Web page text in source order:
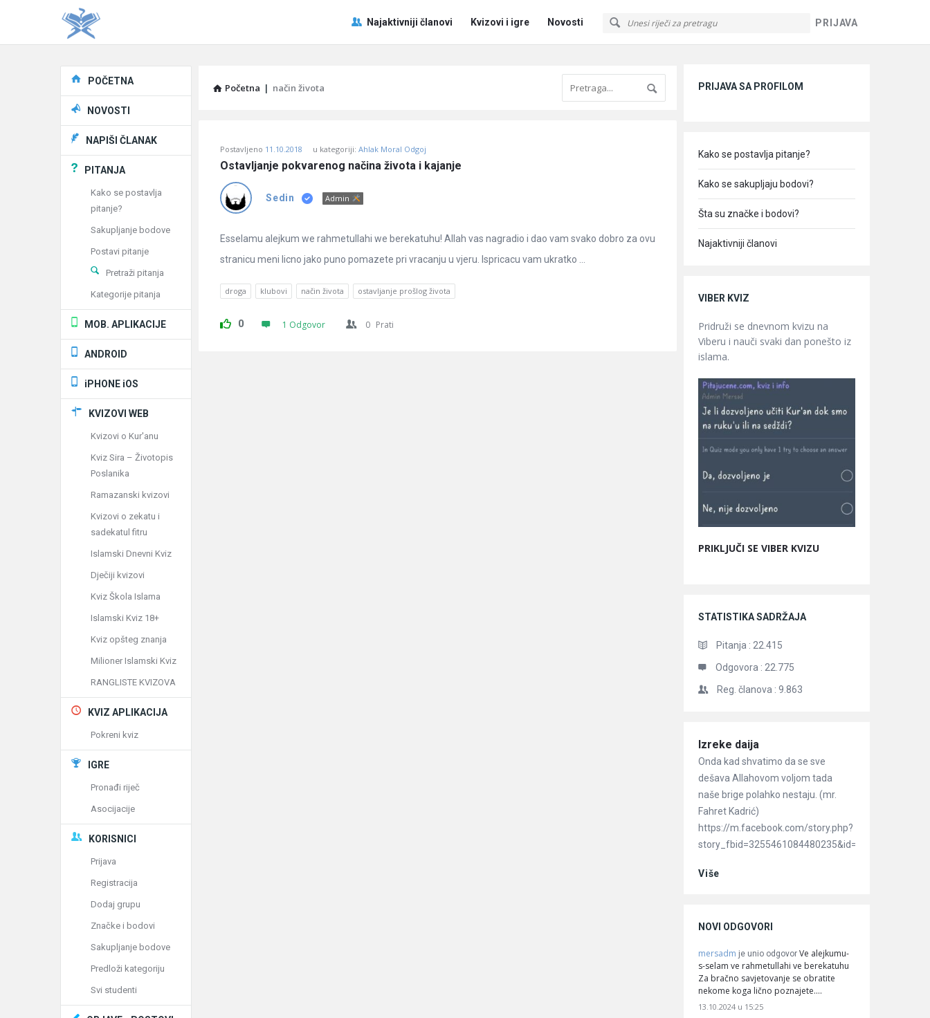
PRIJAVA
Pitaj
Učene
Najaktivniji članovi Kvizovi i igre Novosti
Početna | način života
Učene
Latest
Pitanja
Postavljeno 11.10.2018 u kategoriji: Ahlak Moral Odgoj
Ostavljanje pokvarenog načina života i kajanje
Sedin Admin
Esselamu alejkum we rahmetullahi we berekatuhu! Allah vas nagradio i dao vam svako dobro za ovu
stranicu meni licno jako puno pomazete pri vracanju u vjeru. Ispricacu vam ukratko ...
droga klubovi način života ostavljanje prošlog života
0 1 Odgovor 0 Prati
PRIJAVA SA PROFILOM
Kako se postavlja pitanje?
Kako se sakupljaju bodovi?
Šta su značke i bodovi?
Najaktivniji članovi
VIBER KVIZ
Pridruži se dnevnom kvizu na
Viberu i nauči svaki dan ponešto iz
islama.
PRIKLJUČI SE VIBER KVIZU
STATISTIKA SADRŽAJA
Pitanja : 22.415
Odgovora : 22.775
Reg. članova : 9.863
Članci
Izreke daija
Onda kad shvatimo da se sve
dešava Allahovom voljom tada
naše brige polahko nestaju. (mr.
Fahret Kadrić)
https://m.facebook.com/story.php?
Više
NOVI ODGOVORI
mersadm je unio odgovor Ve alejkumu-
s-selam ve rahmetullahi ve berekatuhu
Za bračno savjetovanje se obratite
nekome koga lično poznajete.…
13.10.2024 u 15:25
Explore
POČETNA
NOVOSTI
NAPIŠI ČLANAK
PITANJA
Kako se postavlja
pitanje?
Sakupljanje bodove
Postavi pitanje
Pretraži pitanja
Kategorije pitanja
MOB. APLIKACIJE
ANDROID
iPHONE iOS
KVIZOVI WEB
Kvizovi o Kur'anu
Kviz Sira – Životopis
Poslanika
Ramazanski kvizovi
Kvizovi o zekatu i
sadekatul fitru
Islamski Dnevni Kviz
Dječiji kvizovi
Kviz Škola Islama
Islamski Kviz 18+
Kviz opšteg znanja
Milioner Islamski Kviz
RANGLISTE KVIZOVA
KVIZ APLIKACIJA
Pokreni kviz
IGRE
Pronađi riječ
Asocijacije
KORISNICI
Prijava
Registracija
Dodaj grupu
Značke i bodovi
Sakupljanje bodove
Predloži kategoriju
Svi studenti